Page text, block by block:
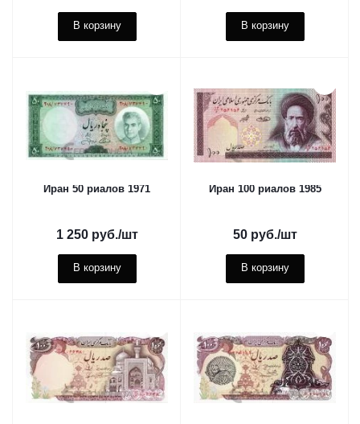
В корзину В корзину
Иран 50 риалов 1971
1 250руб./шт
В корзину
Иран 100 риалов 1985
50руб./шт
В корзину